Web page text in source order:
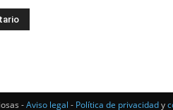
-Aviso legal - Política de privacidady